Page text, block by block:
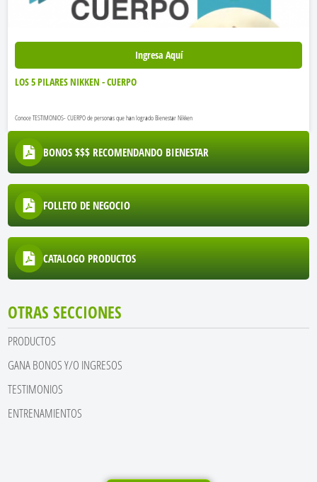
Ingresa Aquí
LOS 5 PILARES NIKKEN - CUERPO
Conoce TESTIMONIOS- CUERPO de personas que han logrado Bienestar Nikken
BONOS $$$ RECOMENDANDO BIENESTAR
FOLLETO DE NEGOCIO
CATALOGO PRODUCTOS
OTRAS SECCIONES
PRODUCTOS
GANA BONOS Y/O INGRESOS
TESTIMONIOS
ENTRENAMIENTOS